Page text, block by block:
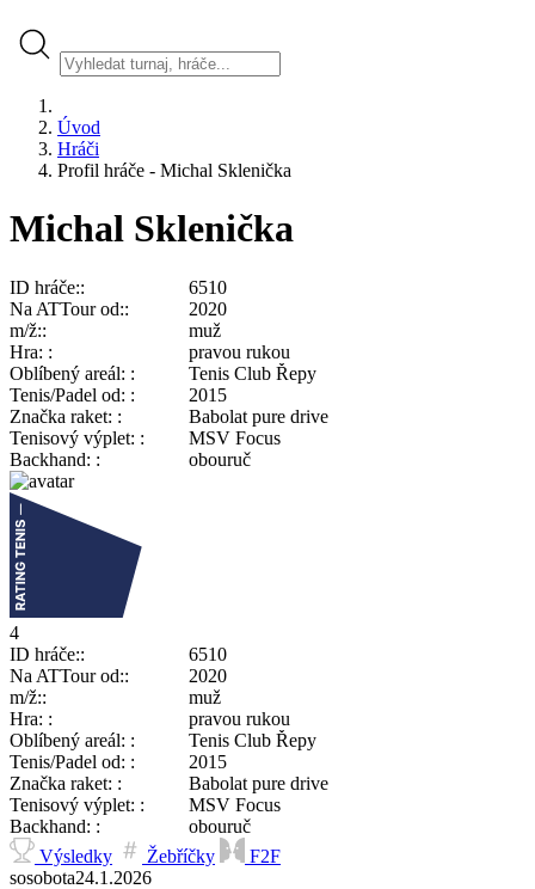
Úvod
Hráči
Profil hráče - Michal Sklenička
Michal Sklenička
ID hráče:
6510
Na ATTour od:
2020
m/ž:
muž
Hra:
pravou rukou
Oblíbený areál:
Tenis Club Řepy
Tenis/Padel od:
2015
Značka raket:
Babolat pure drive
Tenisový výplet:
MSV Focus
Backhand:
obouruč
4
ID hráče:
6510
Na ATTour od:
2020
m/ž:
muž
Hra:
pravou rukou
Oblíbený areál:
Tenis Club Řepy
Tenis/Padel od:
2015
Značka raket:
Babolat pure drive
Tenisový výplet:
MSV Focus
Backhand:
obouruč
Výsledky
Žebříčky
F2F
sosobota24.1.2026